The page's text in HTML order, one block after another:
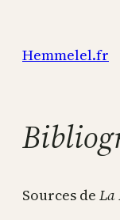
contenu
Hemmelel.fr
Sources de La